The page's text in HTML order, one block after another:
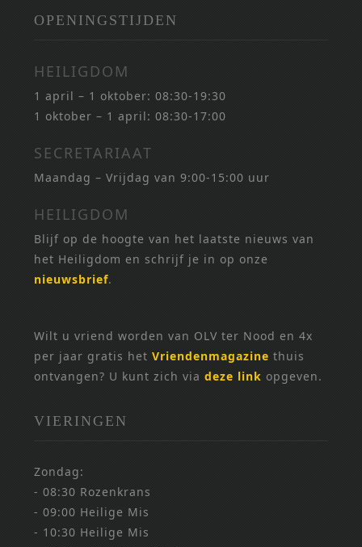
OPENINGSTIJDEN
HEILIGDOM
1 april – 1 oktober: 08:30-19:30
1 oktober – 1 april: 08:30-17:00
SECRETARIAAT
Maandag – Vrijdag van 9:00-15:00 uur
HEILIGDOM
Blijf op de hoogte van het laatste nieuws van
het Heiligdom en schrijf je in op onze
nieuwsbrief.
Wilt u vriend worden van OLV ter Nood en 4x
per jaar gratis hetVriendenmagazine thuis
ontvangen? U kunt zich viadeze link opgeven.
VIERINGEN
Zondag:
- 08:30 Rozenkrans
- 09:00 Heilige Mis
- 10:30 Heilige Mis